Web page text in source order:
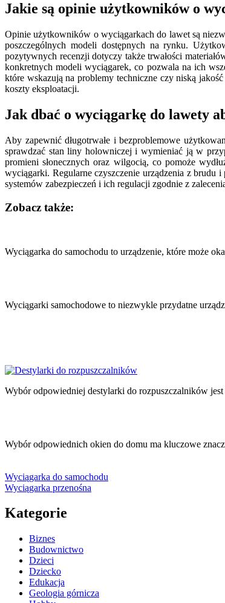
Jakie są opinie użytkowników o
Opinie użytkowników o wyciągarkach do lawet są
poszczególnych modeli dostępnych na rynku.
pozytywnych recenzji dotyczy także trwałości
konkretnych modeli wyciągarek, co pozwala na ich
które wskazują na problemy techniczne czy niską
koszty eksploatacji.
Jak dbać o wyciągarkę do lawety
Aby zapewnić długotrwałe i bezproblemowe
sprawdzać stan liny holowniczej i wymieniać ją w
promieni słonecznych oraz wilgocią, co pomoże
wyciągarki. Regularne czyszczenie urządzenia z brudu
systemów zabezpieczeń i ich regulacji zgodnie z
Zobacz także:
Wyciągarka do samochodu to urządzenie, które może
Wyciągarki samochodowe to niezwykle przydatne
Wybór odpowiedniej destylarki do rozpuszczalników
Wybór odpowiednich okien do domu ma kluczowe
wpisu
Wyciągarka do samochodu
Wyciągarka przenośna
Kategorie
Biznes
Budownictwo
Dzieci
Dziecko
Edukacja
Geologia górnicza